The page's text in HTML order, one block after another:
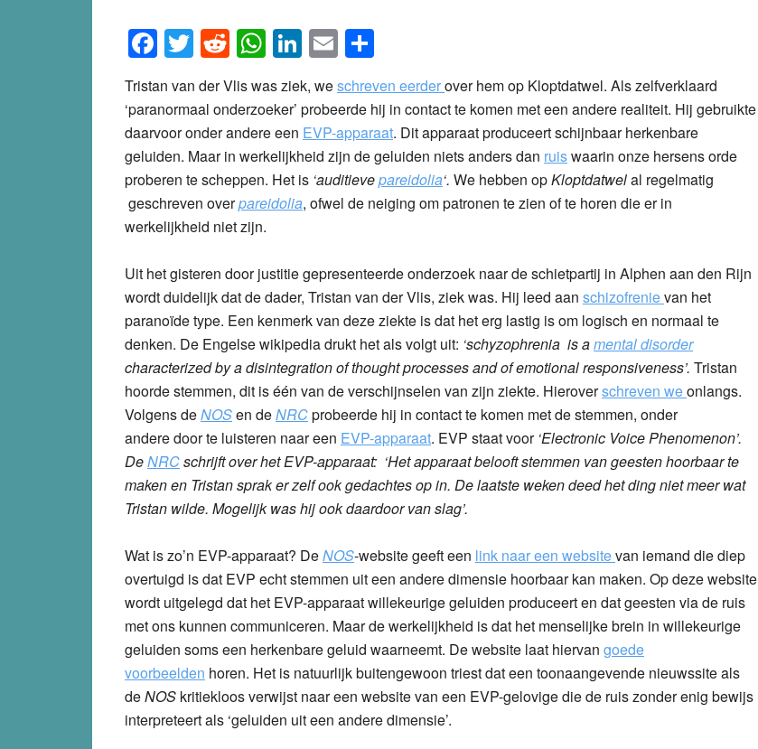
Facebook
Twitter
Reddit
WhatsApp
LinkedIn
Email
Tristan van der Vlis was ziek, weschreven eerderover hem op Kloptdatwel. Als zelfverklaard
‘paranormaal onderzoeker’ probeerde hij in contact te komen met een andere realiteit. Hij gebruikte
daarvoor onder andere een EVP-apparaat. Dit apparaat produceert schijnbaar herkenbare
geluiden. Maar in werkelijkheid zijn de geluiden niets anders dan ruiswaarin onze hersens orde
proberen te scheppen. Het is ‘auditievepareidolia‘. We hebben opKloptdatwelal regelmatig
geschreven overpareidolia, ofwel de neiging om patronen te zien of te horen die er in
werkelijkheid niet zijn.
Uit het gisteren door justitie gepresenteerde onderzoek naar de schietpartij in Alphen aan den Rijn
wordt duidelijk dat de dader, Tristan van der Vlis, ziek was. Hij leed aan schizofrenievan het
paranoïde type. Een kenmerk van deze ziekte is dat het erg lastig is om logisch en normaal te
denken. De Engelse wikipedia drukt het als volgt uit: ‘schyzophrenia is amental disorder
characterized by a disintegration of thought processes and of emotional responsiveness’. Tristan
hoorde stemmen, dit is één van de verschijnselen van zijn ziekte. Hieroverschreven weonlangs.
Volgens deNOSen deNRCprobeerde hij in contact te komen met de stemmen, onder
andere door te luisteren naar een EVP-apparaat. EVP staat voor ‘Electronic Voice Phenomenon’.
DeNRCschrijft over hetEVP-apparaat: ‘Het apparaat belooft stemmen van geesten hoorbaar te
maken en Tristan sprak er zelf ook gedachtes op in. De laatste weken deed het ding niet meer wat
Tristan wilde. Mogelijk was hij ook daardoor van slag’.
Wat is zo’n EVP-apparaat? DeNOS-website geeft een link naar een websitevan iemand die diep
overtuigd is dat EVP echt stemmen uit een andere dimensie hoorbaar kan maken. Op deze website
wordt uitgelegd dat het EVP-apparaat willekeurige geluiden produceert en dat geesten via de ruis
met ons kunnen communiceren. Maar de werkelijkheid is dat het menselijke brein in willekeurige
geluiden soms een herkenbare geluid waarneemt. De website laat hiervan goede
voorbeelden horen. Het is natuurlijk buitengewoon triest dat een toonaangevende nieuwssite als
deNOS kritiekloos verwijst naar een website van een EVP-gelovige die de ruis zonder enig bewijs
interpreteert als ‘geluiden uit een andere dimensie’.